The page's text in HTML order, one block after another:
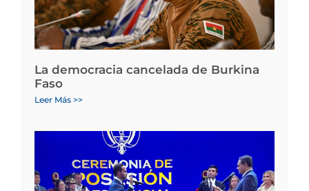
La democracia cancelada de Burkina
Faso
Leer Más >>